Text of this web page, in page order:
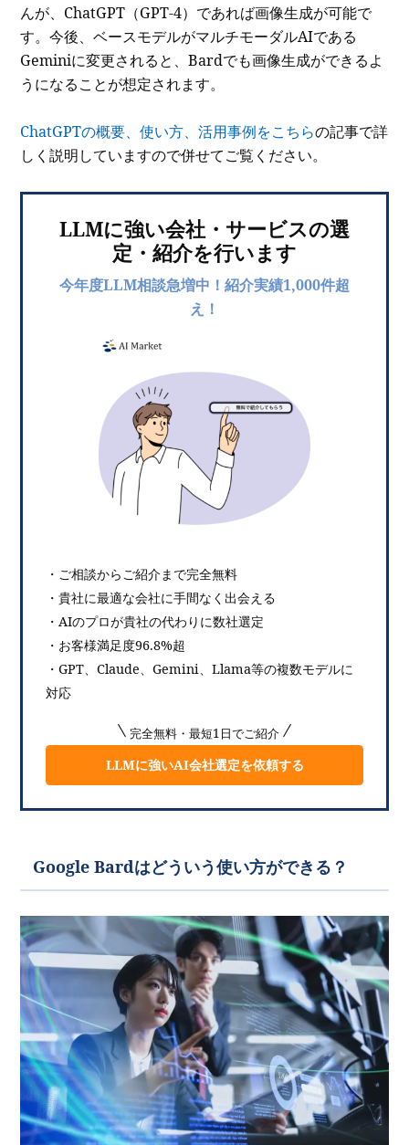
んが、ChatGPT（GPT-4）であれば画像生成が可能で
す。今後、ベースモデルがマルチモーダルAIである
Geminiに変更されると、Bardでも画像生成ができるよ
うになることが想定されます。
ChatGPTの概要、使い方、活用事例をこちらの記事で詳
しく説明していますので併せてご覧ください。
LLMに強い会社・サービスの選
定・紹介を行います
今年度LLM相談急増中！紹介実績1,000件超
え！
・ご相談からご紹介まで完全無料
・貴社に最適な会社に手間なく出会える
・AIのプロが貴社の代わりに数社選定
・お客様満足度96.8%超
・GPT、Claude、Gemini、Llama等の複数モデルに
対応
完全無料・最短1日でご紹介
LLMに強いAI会社選定を依頼する
Google Bardはどういう使い方ができる？